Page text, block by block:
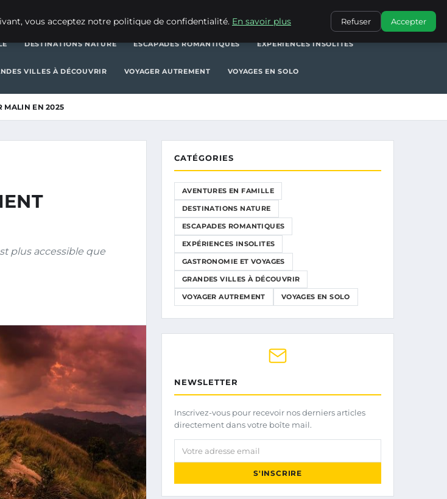
EXPÉRIENCES INSOLITES
DESTINATIONS NATURE ESCAPADES ROMANTIQUES EXPÉRIENCES INSOLITES
VILLES À DÉCOUVRIR VOYAGER AUTREMENT VOYAGES EN SOLO
MALIN EN 2025
plus accessible que
CATÉGORIES
AVENTURES EN FAMILLE
DESTINATIONS NATURE
ESCAPADES ROMANTIQUES
EXPÉRIENCES INSOLITES
GASTRONOMIE ET VOYAGES
GRANDES VILLES À DÉCOUVRIR
VOYAGER AUTREMENT VOYAGES EN SOLO
NEWSLETTER
Inscrivez-vous pour recevoir nos derniers articles
directement dans votre boîte mail.
Votre adresse email
S'INSCRIRE
vous acceptez notre politique de confidentialité. En savoir plus Refuser Accepter